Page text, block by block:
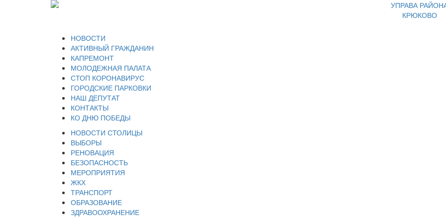
УПРАВА
КРЮКОВО
НОВОСТИ
АКТИВНЫЙ ГРАЖДАНИН
КАПРЕМОНТ
МОЛОДЕЖНАЯ ПАЛАТА
СТОП КОРОНАВИРУС
ГОРОДСКИЕ ПАРКОВКИ
НАШ ДЕПУТАТ
КОНТАКТЫ
КО ДНЮ ПОБЕДЫ
НОВОСТИ СТОЛИЦЫ
ВЫБОРЫ
РЕНОВАЦИЯ
БЕЗОПАСНОСТЬ
МЕРОПРИЯТИЯ
ЖКХ
ТРАНСПОРТ
ОБРАЗОВАНИЕ
ЗДРАВООХРАНЕНИЕ